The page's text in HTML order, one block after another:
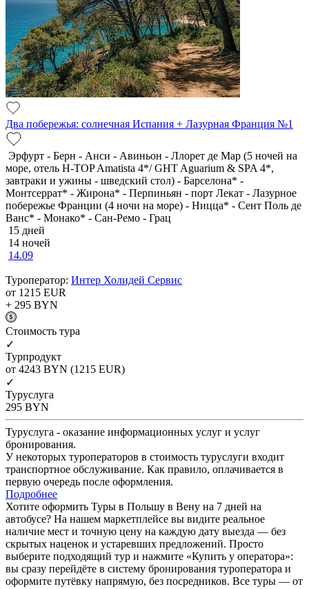
Два побережья: солнечная Испания + Лазурная Франция №1
Эрфурт - Берн - Анси - Авиньон - Ллорет де Мар (5 ночей на
море, отель H-TOP Amatista 4*/ GHT Aguarium & SPA 4*,
завтраки и ужины - шведский стол) - Барселона* -
Монтсеррат* - Жирона* - Перпиньян - порт Лекат - Лазурное
побережье Франции (4 ночи на море) - Ницца* - Сент Поль де
Ванс* - Монако* - Сан-Ремо - Грац
15 дней
14 ночей
14.09
Туроператор: Интер Холидей Сервис
от 1215 EUR
+ 295 BYN
Cтоимость тура
✓
Турпродукт
от 4243 BYN (1215 EUR)
✓
Туруслуга
295 BYN
Туруслуга - оказание информационных услуг и услуг
бронирования.
У некоторых туроператоров в стоимость туруслуги входит
транспортное обслуживание. Как правило, оплачивается в
первую очередь после оформления.
Подробнее
Хотите оформить Туры в Польшу в Вену на 7 дней на
автобусе? На нашем маркетплейсе вы видите реальное
наличие мест и точную цену на каждую дату выезда — без
скрытых наценок и устаревших предложений. Просто
выберите подходящий тур и нажмите «Купить у оператора»:
вы сразу перейдёте в систему бронирования туроператора и
оформите путёвку напрямую, без посредников. Все туры — от